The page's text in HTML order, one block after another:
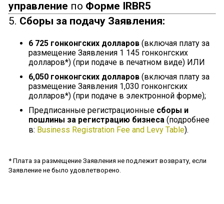
управление по Форме IRBR5
5. Сборы за подачу Заявления:
6 725 гонконгских долларов(включая плату за
размещение Заявления 1 145 гонконгских
долларов*) (при подаче в печатном виде) ИЛИ
6,050 гонконгских долларов(включая плату за
размещение Заявления 1,030 гонконгских
долларов*) (при подаче в электронной форме);
Предписанные регистрационные сборы и
пошлины за регистрацию бизнеса(подробнее
в: Business Registration Fee and Levy Table).
* Плата за размещение Заявления не подлежит возврату, если
Заявление не было удовлетворено.